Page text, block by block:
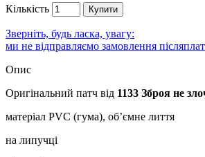
Кількість Купити
Зверніть, будь ласка, увагу:
ми не відправляємо замовлення
Опис
Оригінальний патч від 1133 Зброя не
матеріал PVC (гума), об’ємне лиття
на липучці